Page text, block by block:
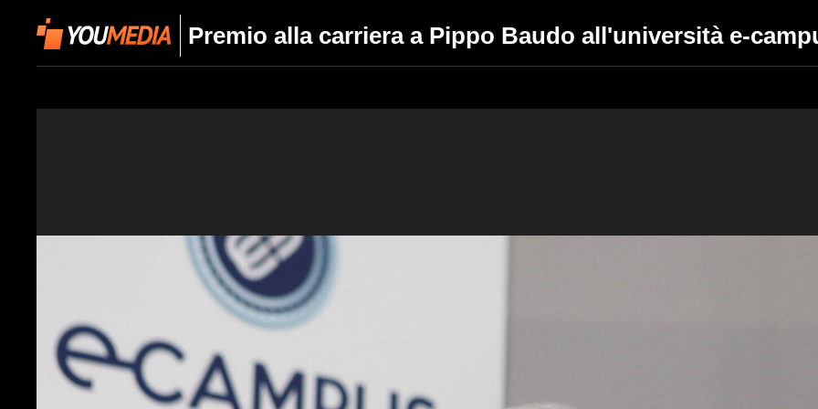
Premio alla carriera a Pippo Baudo all'università e-